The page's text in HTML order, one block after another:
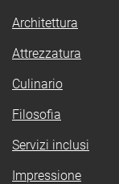
Architettura
Attrezzatura
Culinario
Filosofia
Servizi inclusi
Impressione